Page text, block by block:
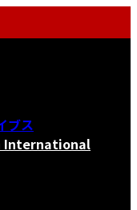
ブス
International